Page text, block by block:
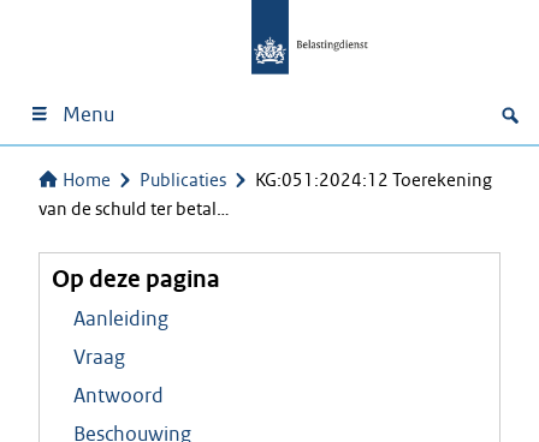
Menu
Home Publicaties
KG:051:2024:12 Toerekening
van de schuld ter betal…
Op deze pagina
Aanleiding
Vraag
Antwoord
Beschouwing